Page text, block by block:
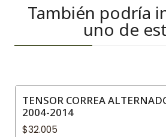
También podría
uno de
TENSOR CORREA
2004-2014
$32.005